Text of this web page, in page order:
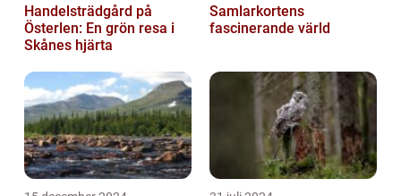
Handelsträdgård på
Österlen: En grön resa i
Skånes hjärta
Samlarkortens
fascinerande värld